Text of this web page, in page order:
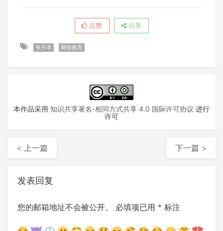
点赞 分享
专升本 网络教育
本作品采用 知识共享署名-相同方式共享 4.0 国际许可协议 进行
许可
< 上一篇 下一篇 >
发表回复
您的邮箱地址不会被公开。 必填项已用 * 标注